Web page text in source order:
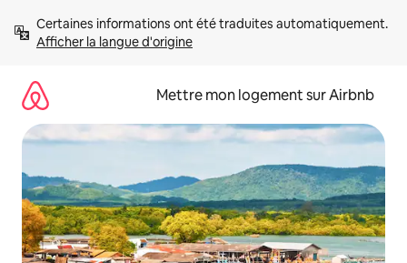
directement
Afficher la langue d'origine
Mettre mon logement sur Airbnb